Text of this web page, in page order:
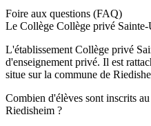
Foire aux questions (FAQ)
Le Collège Collège privé
L'établissement Collège privé
d'enseignement privé. Il est
situe sur la commune de
Combien d'élèves sont inscrits
Riedisheim ?